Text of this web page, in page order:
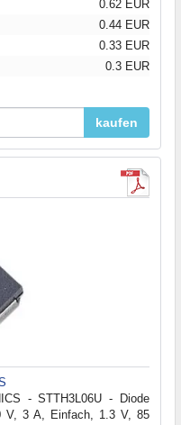
0.62 EUR
0.44 EUR
0.33 EUR
0.3 EUR
kaufen
- STTH3L06U - Diode
V, 3 A, Einfach, 1.3 V, 85